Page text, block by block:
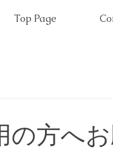
Top Page
の方へ